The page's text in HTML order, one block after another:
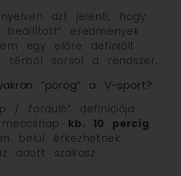
azt jelenti, hogy
beállított” eredmények
egy előre definiált
térből sorsol a rendszer.
“pörög” a V-sport?
/ forduló” definíciója
kb. 10 percig
belül érkezhetnek
adott szakasz